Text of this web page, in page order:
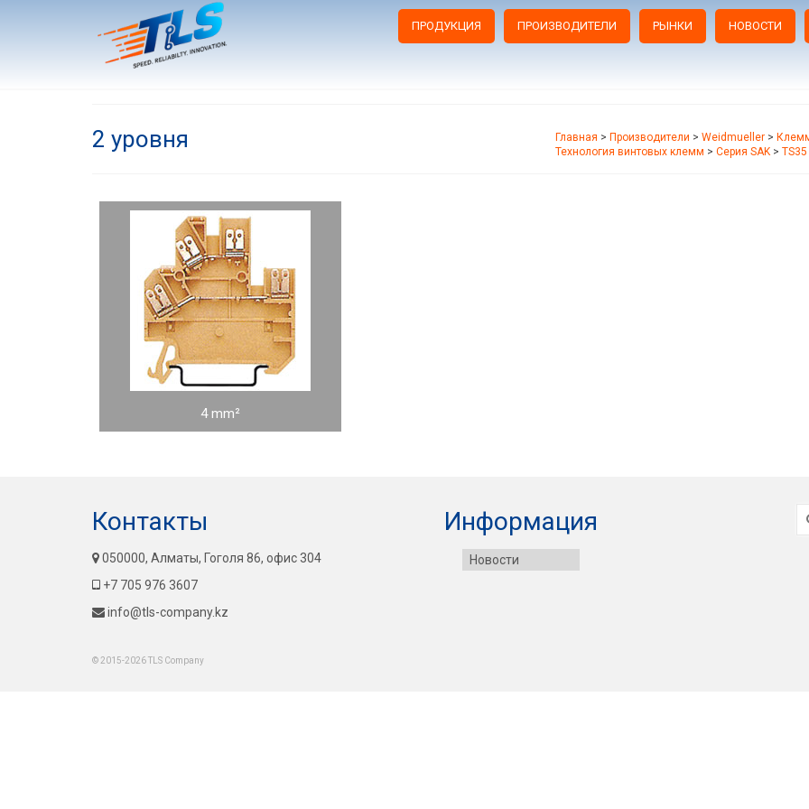
ПРОДУКЦИЯ ПРОИЗВОДИТЕЛИ РЫНКИ НОВОСТИ
2 уровня Главная > Производители > Weidmueller >
Технология винтовых клемм > Серия SAK > TS35
4 mm²
Контакты
050000, Алматы, Гоголя 86, офис 304
+7 705 976 3607
info@tls-company.kz
Информация
Новости
© 2015-2026 TLS Company